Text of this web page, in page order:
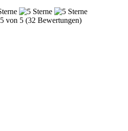
von 5 (32 Bewertungen)